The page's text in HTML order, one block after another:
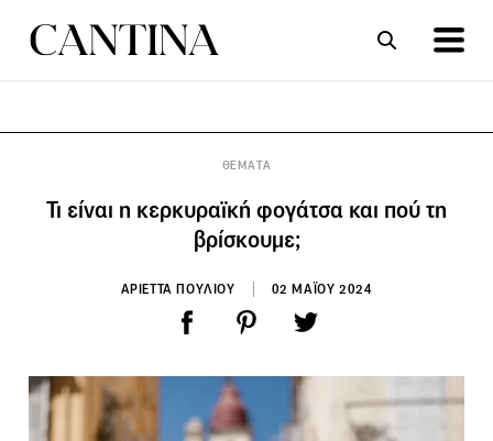
ΘΕΜΑΤΑ
Τι είναι η κερκυραϊκή φογάτσα και πού τη
βρίσκουμε;
ΑΡΙΕΤΤΑ ΠΟΥΛΙΟΥ 02 ΜΑΪΟΥ 2024